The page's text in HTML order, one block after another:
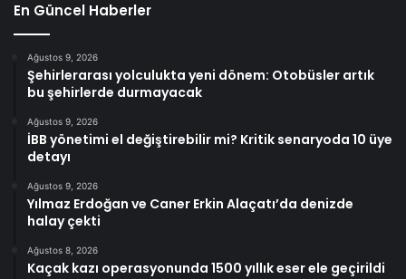
En Güncel Haberler
Ağustos 9, 2026
Şehirlerarası yolculukta yeni dönem: Otobüsler artık
bu şehirlerde durmayacak
Ağustos 9, 2026
İBB yönetimi el değiştirebilir mi? Kritik senaryoda 10 üye
detayı
Ağustos 9, 2026
Yılmaz Erdoğan ve Caner Erkin Alaçatı’da denizde
halay çekti
Ağustos 8, 2026
Kaçak kazı operasyonunda 1500 yıllık eser ele geçirildi